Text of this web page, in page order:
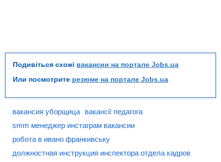
Подивіться схожі вакансии на портале Jobs.ua
Или посмотрите резюме на портале Jobs.ua
вакансия уборщица
вакансії педагога
smm менеджер инстаграм вакансии
робота в ивано франкивську
должностная инструкция инспектора отдела кадров